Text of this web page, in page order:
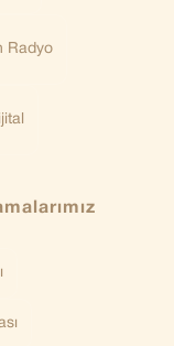
Radyo